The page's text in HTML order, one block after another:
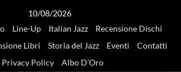
10/08/2026
Line-Up Italian Jazz
Recensione Dischi
Libri Storia del Jazz Eventi
Contatti
Privacy Policy
Albo D’Oro